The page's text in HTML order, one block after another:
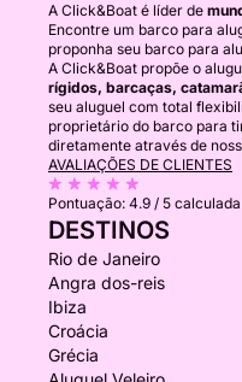
A Click&Boat é líder de
Encontre um barco para
proponha seu barco para
A Click&Boat propõe o
rígidos, barcaças,
seu aluguel com total
proprietário do barco para
diretamente através de
AVALIAÇÕES DE CLIENTES
Pontuação: 4.9 / 5
DESTINOS
Rio de Janeiro
Angra dos-reis
Ibiza
Croácia
Grécia